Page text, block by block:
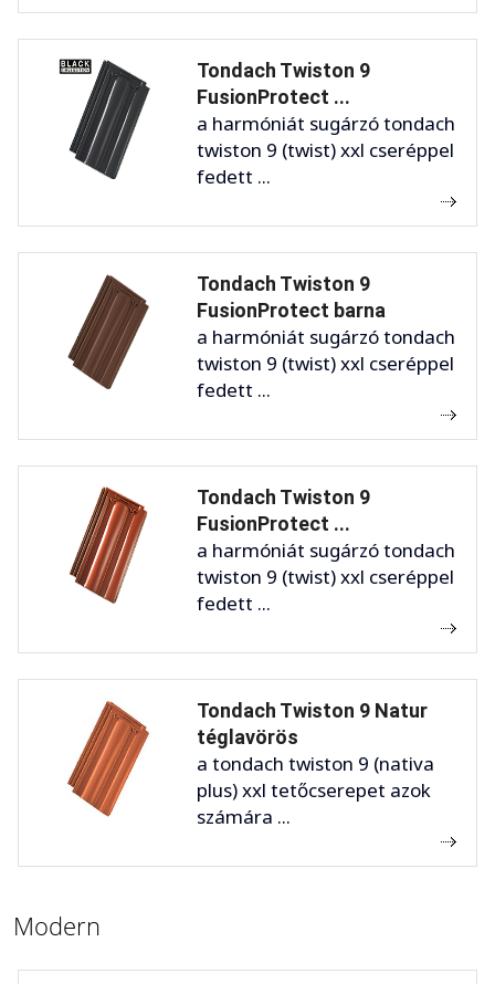
Tondach Twiston 9
FusionProtect ...
a harmóniát sugárzó tondach
twiston 9 (twist) xxl cseréppel
fedett ...
Tondach Twiston 9
FusionProtect barna
a harmóniát sugárzó tondach
twiston 9 (twist) xxl cseréppel
fedett ...
Tondach Twiston 9
FusionProtect ...
a harmóniát sugárzó tondach
twiston 9 (twist) xxl cseréppel
fedett ...
Tondach Twiston 9 Natur
téglavörös
a tondach twiston 9 (nativa
plus) xxl tetőcserepet azok
számára ...
Modern